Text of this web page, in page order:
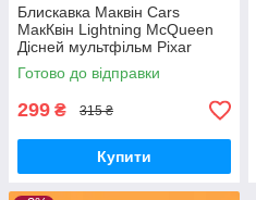
Блискавка Маквін Cars
МакКвін Lightning McQueen
Дісней мультфільм Pixar
металеві машинки
Готово до відправки
299 ₴ 315 ₴
Купити